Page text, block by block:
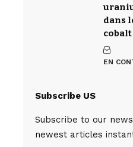
dans
cobalt
EN
Subscribe US
Subscribe to our
newest articles